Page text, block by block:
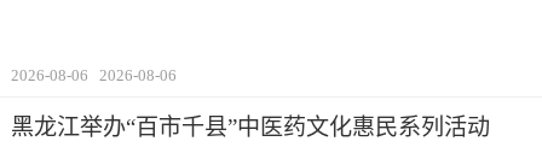
2026-08-06 2026-08-06
黑龙江举办“百市千县”中医药文化惠民系列活动